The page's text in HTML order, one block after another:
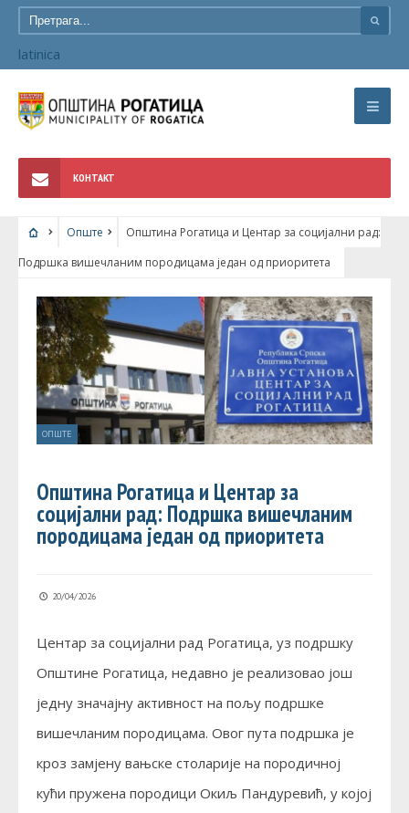
latinica
КОНТАКТ
Опште
Општина Рогатица и Центар за социјални рад:
Подршка вишечланим породицама један од приоритета
ОПШТЕ
Општина Рогатица и Центар за
социјални рад: Подршка вишечланим
породицама један од приоритета
20/04/2026
Центар за социјални рад Рогатица, уз подршку
Општине Рогатица, недавно је реализовао још
једну значајну активност на пољу подршке
вишечланим породицама. Овог пута подршка је
кроз замјену вањске столарије на породичној
кући пружена породици Окиљ Пандуревић, у којој